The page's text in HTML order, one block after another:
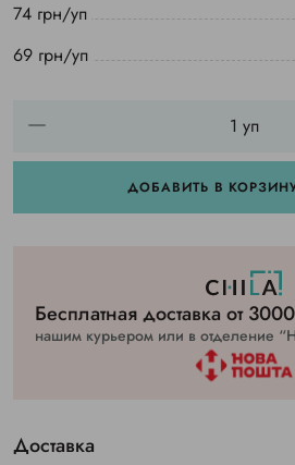
74 грн/уп
69 грн/уп
ДОБАВИТЬ В
Бесплатная доставка от
нашим курьером или в отделение
Доставка